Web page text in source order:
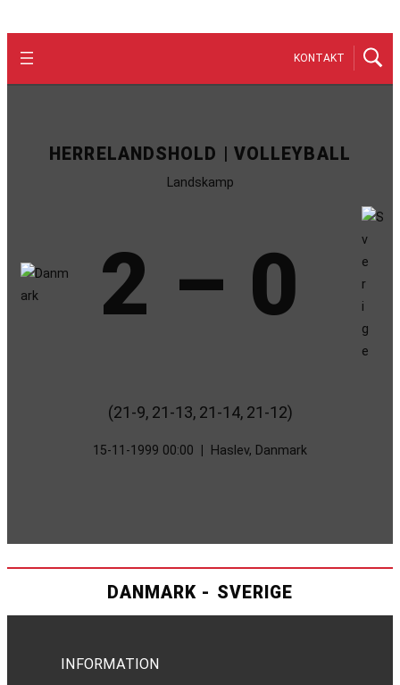
KONTAKT
HERRELANDSHOLD | VOLLEYBALL
Landskamp
2 – 0
(21-9, 21-13, 21-14, 21-12)
15-11-1999 00:00 Haslev, Danmark
DANMARK - SVERIGE
INFORMATION